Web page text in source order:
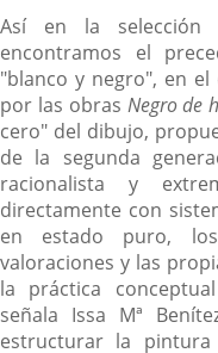
Así en la selección
encontramos el
"blanco y negro", en
por las obras Negro de
cero" del dibujo,
de la segunda
racionalista y
directamente con
en estado puro, los
valoraciones y las
la práctica
señala Issa Mª
estructurar la pintura